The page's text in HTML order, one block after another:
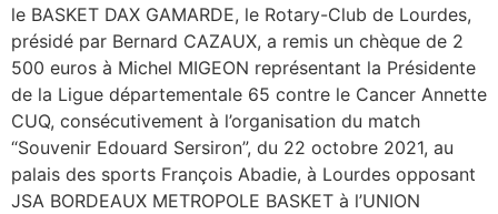
le BASKET DAX GAMARDE, le Rotary-Club de Lourdes,
présidé par Bernard CAZAUX, a remis un chèque de 2
500 euros à Michel MIGEON représentant la Présidente
de la Ligue départementale 65 contre le Cancer Annette
CUQ, consécutivement à l’organisation du match
“Souvenir Edouard Sersiron”, du 22 octobre 2021, au
palais des sports François Abadie, à Lourdes opposant
JSA BORDEAUX METROPOLE BASKET à l’UNION